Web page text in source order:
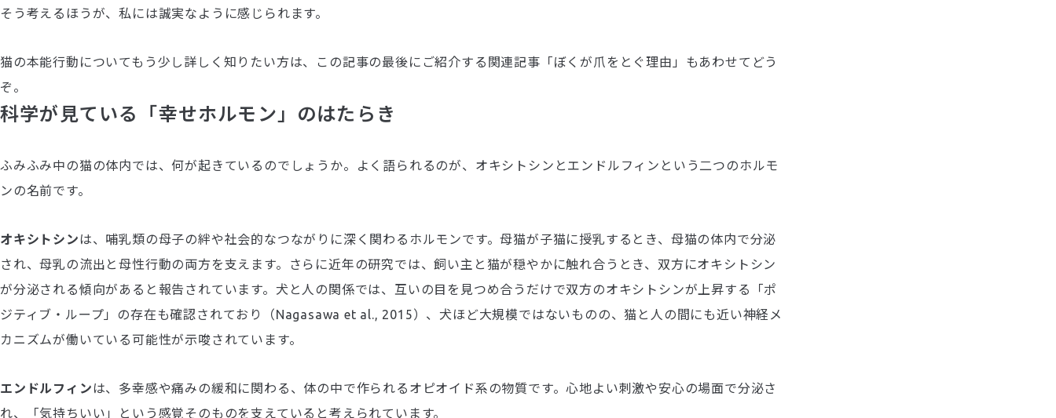
そう考えるほうが、私には誠実なように感じられます。
猫の本能行動についてもう少し詳しく知りたい方は、この記事の最後にご紹介する関連記事「ぼくが爪をとぐ理由」もあわせてどう
ぞ。
科学が見ている「幸せホルモン」のはたらき
ふみふみ中の猫の体内では、何が起きているのでしょうか。よく語られるのが、オキシトシンとエンドルフィンという二つのホルモ
ンの名前です。
オキシトシンは、哺乳類の母子の絆や社会的なつながりに深く関わるホルモンです。母猫が子猫に授乳するとき、母猫の体内で分泌
され、母乳の流出と母性行動の両方を支えます。さらに近年の研究では、飼い主と猫が穏やかに触れ合うとき、双方にオキシトシン
が分泌される傾向があると報告されています。犬と人の関係では、互いの目を見つめ合うだけで双方のオキシトシンが上昇する「ポ
ジティブ・ループ」の存在も確認されており（Nagasawa et al., 2015）、犬ほど大規模ではないものの、猫と人の間にも近い神経メ
カニズムが働いている可能性が示唆されています。
エンドルフィンは、多幸感や痛みの緩和に関わる、体の中で作られるオピオイド系の物質です。心地よい刺激や安心の場面で分泌さ
れ、「気持ちいい」という感覚そのものを支えていると考えられています。